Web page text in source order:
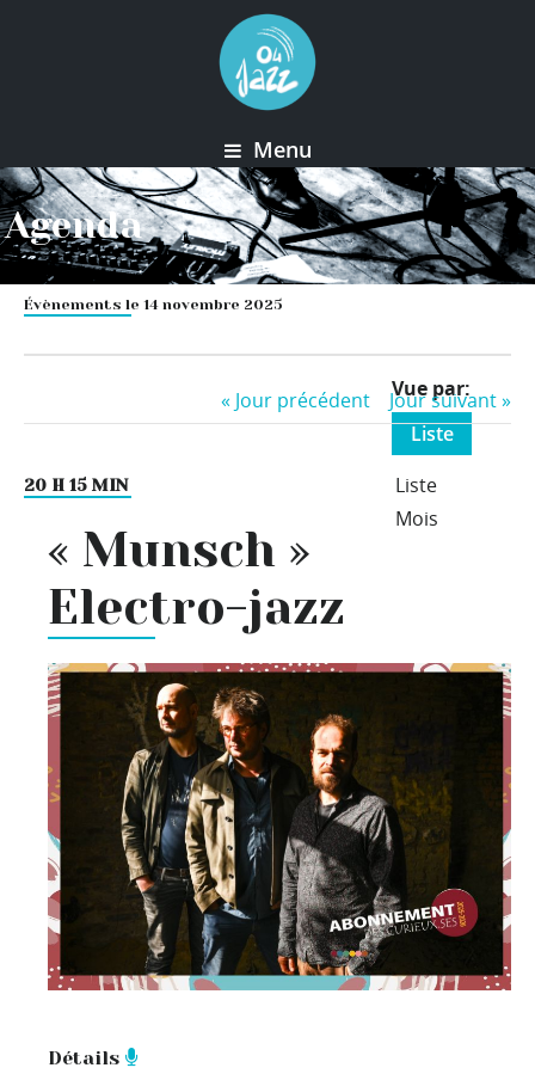
Menu
Agenda
Évènements le 14 novembre 2025
Event
Views
Navigation
Vue par
Liste
Liste
Mois
« Jour précédent Jour suivant»
20 H 15 MIN
« Munsch »
Electro-jazz
Détails